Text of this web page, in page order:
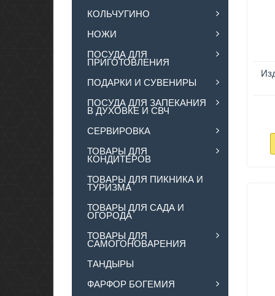
КОЛЬЧУГИНО
НОЖИ
ПОСУДА ДЛЯ
ПРИГОТОВЛЕНИЯ
ПОДАРКИ И СУВЕНИРЫ
ПОСУДА ДЛЯ ЗАПЕКАНИЯ
В ДУХОВКЕ И СВЧ
СЕРВИРОВКА
ТОВАРЫ ДЛЯ
КОНДИТЕРОВ
ТОВАРЫ ДЛЯ ПИКНИКА И
ТУРИЗМА
ТОВАРЫ ДЛЯ САДА И
ОГОРОДА
ТОВАРЫ ДЛЯ
САМОГОНОВАРЕНИЯ
ТАНДЫРЫ
ФАРФОР БОГЕМИЯ